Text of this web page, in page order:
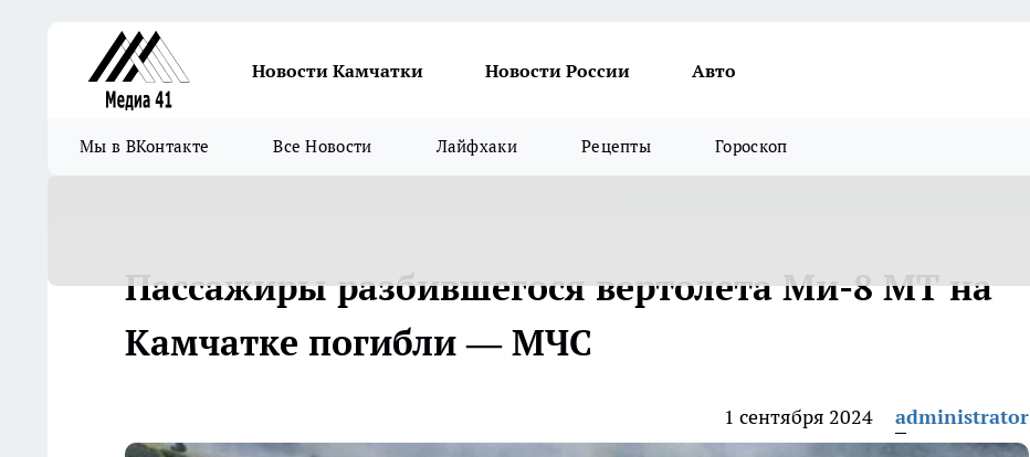
Новости Камчатки Новости России Авто
Мы в ВКонтакте Все Новости Лайфхаки Рецепты Гороскоп
Пассажиры разбившегося вертолета Ми-8 МТ на
Камчатке погибли — МЧС
1 сентября 2024 administrator